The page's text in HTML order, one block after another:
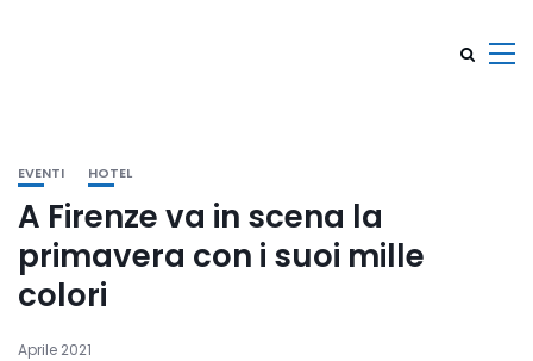
EVENTI HOTEL
A Firenze va in scena la
primavera con i suoi mille
colori
Aprile 2021